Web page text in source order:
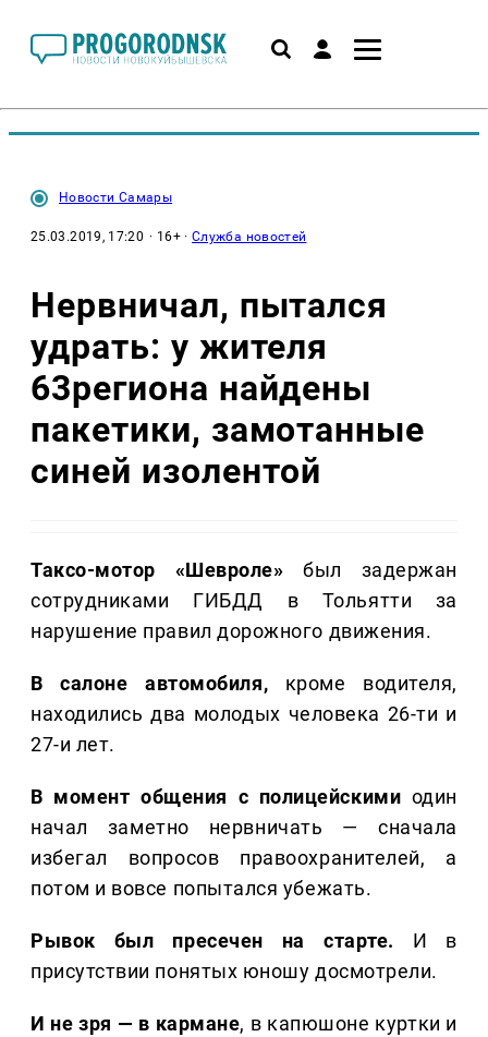
Новости Самары
25.03.2019, 17:20 · 16+ ·Служба новостей
Нервничал, пытался
удрать: у жителя
63региона найдены
пакетики, замотанные
синей изолентой
Таксо-мотор «Шевроле» был задержан
сотрудниками ГИБДД в Тольятти за
нарушение правил дорожного движения.
В салоне автомобиля, кроме водителя,
находились два молодых человека 26-ти и
27-и лет.
В момент общения с полицейскими один
начал заметно нервничать — сначала
избегал вопросов правоохранителей, а
потом и вовсе попытался убежать.
Рывок был пресечен на старте. И в
присутствии понятых юношу досмотрели.
И не зря — в кармане, в капюшоне куртки и